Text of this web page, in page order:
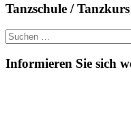
Tanzschule /
Suche
nach:
Informieren Sie sich